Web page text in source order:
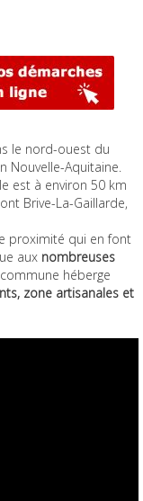
le nord-ouest du
Nouvelle-Aquitaine.
est à environ 50 km
Brive-La-Gaillarde,
proximité qui en font
aux nombreuses
héberge
zone artisanales et